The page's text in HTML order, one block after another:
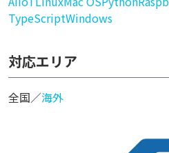
TypeScriptWindows
対応エリア
全国／海外